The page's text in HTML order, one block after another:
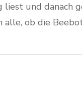
liest und danach
alle, ob die